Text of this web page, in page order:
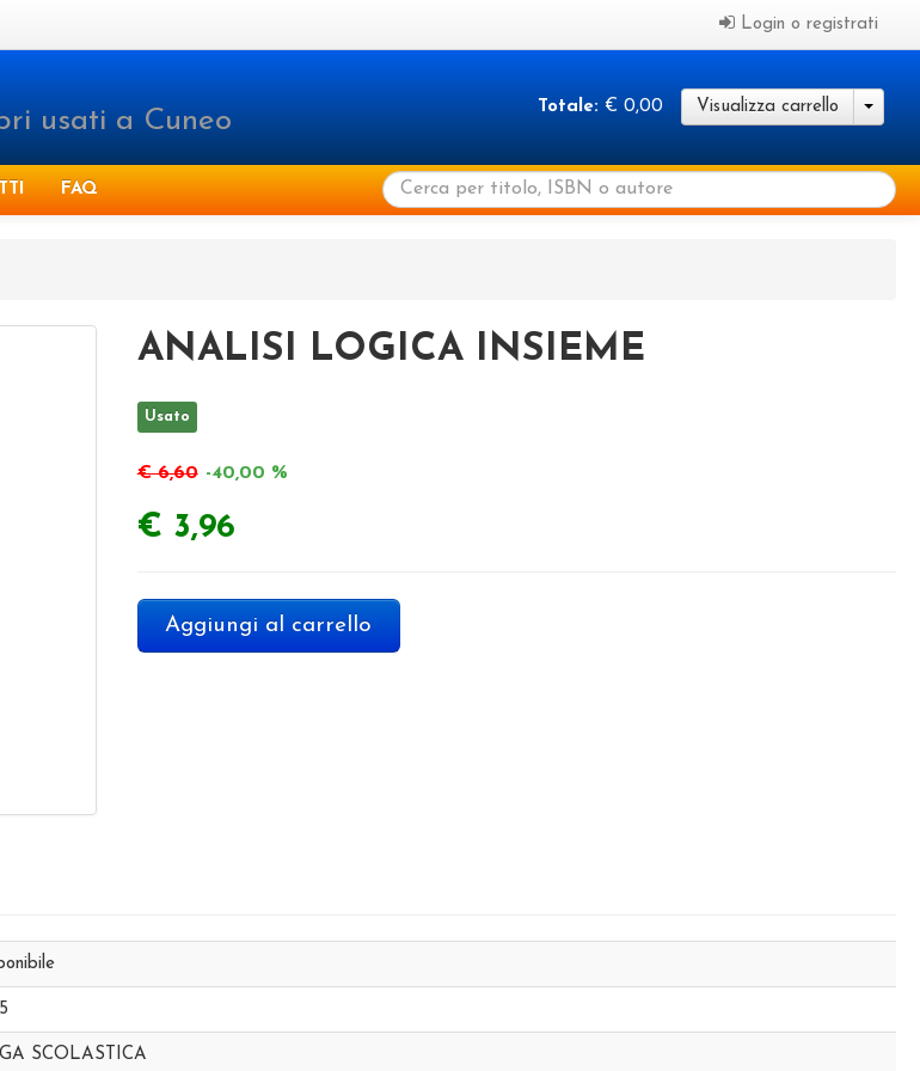
Login o registrati
usati a Cuneo Totale: € 0,00 Visualizza carrello
FAQ
ANALISI LOGICA INSIEME
Usato
€ 6,60 -40,00 %
€ 3,96
Aggiungi al carrello
SCOLASTICA